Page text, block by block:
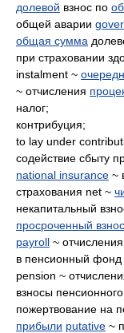
долевой взнос по
общей аварии
общая сумма
при страховании
instalment ~
~ отчисления
налог;
контрибуция;
to lay under
содействие сбыту
national insurance ~
страхования net ~
некапитальный
просроченный взнос
payroll ~
в пенсионный
pension ~
взносы
пожертвование на
прибыли putative ~